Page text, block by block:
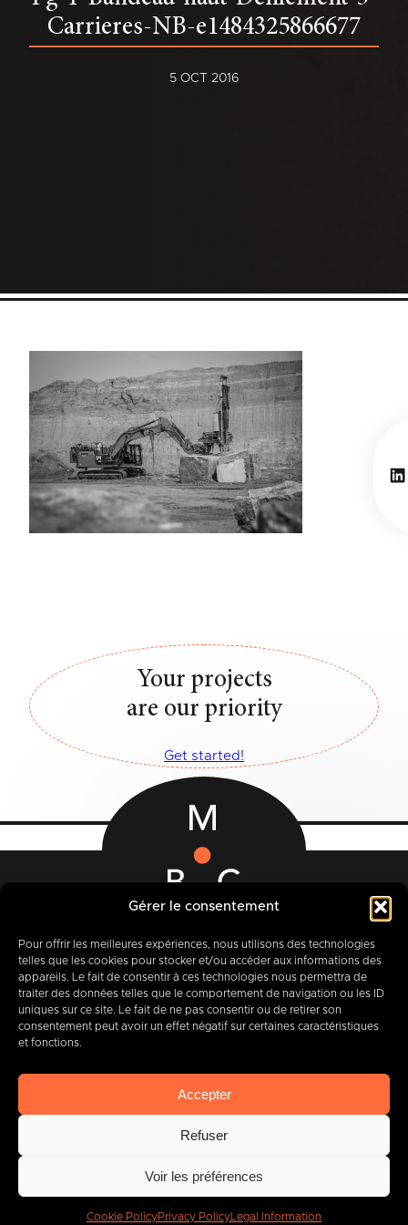
Gérer le consentement
Pour offrir les meilleures expériences, nous utilisons des technologies
telles que les cookies pour stocker et/ou accéder aux informations des
appareils. Le fait de consentir à ces technologies nous permettra de
traiter des données telles que le comportement de navigation ou les ID
uniques sur ce site. Le fait de ne pas consentir ou de retirer son
consentement peut avoir un effet négatif sur certaines caractéristiques
et fonctions.
Accepter
Refuser
Voir les préférences
Cookie PolicyPrivacy Policy Legal Information
Carrieres-NB-e1484325866677
5 OCT 2016
Your projects
are our priority
Get started!
B-7000 MONS
+32 (0) 65 39 95 70
info@imbc.be
Today, partner to
companies.